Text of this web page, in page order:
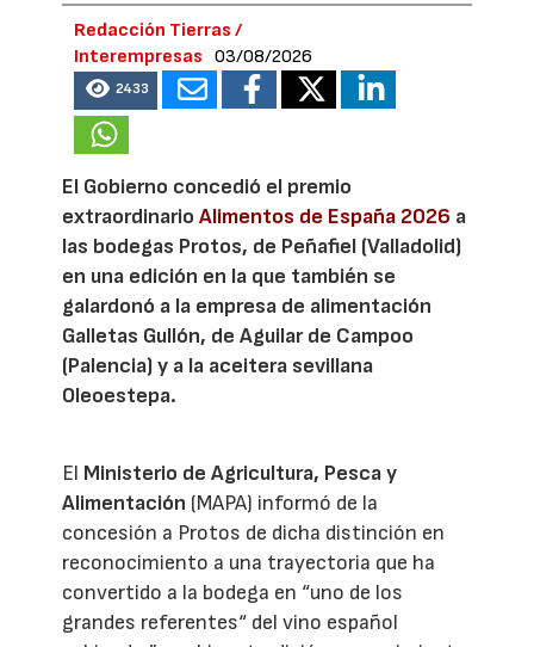
Redacción Tierras /
Interempresas
03/08/2026
2433
El Gobierno concedió el premio
extraordinarioAlimentos de España 2026 a
las bodegas Protos, de Peñafiel (Valladolid)
en una edición en la que también se
galardonó a la empresa de alimentación
Galletas Gullón, de Aguilar de Campoo
(Palencia) y a la aceitera sevillana
Oleoestepa.
El Ministerio de Agricultura, Pesca y
Alimentación (MAPA) informó de la
concesión a Protos de dicha distinción en
reconocimiento a una trayectoria que ha
convertido a la bodega en “uno de los
grandes referentes“ del vino español